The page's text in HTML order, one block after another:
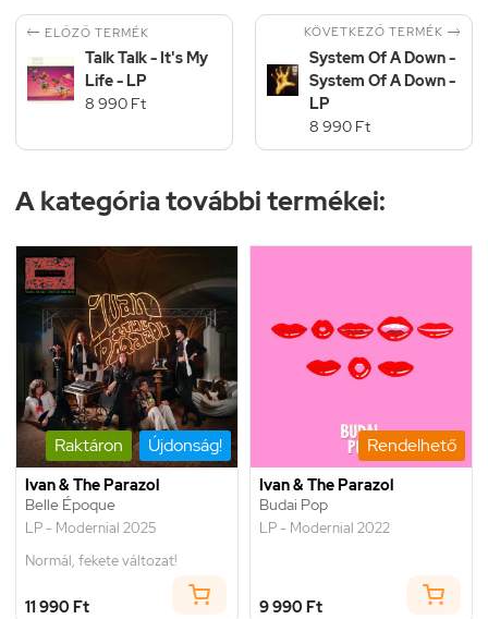
 ELŐZŐ TERMÉK
Talk Talk - It's My
Life - LP
8 990 Ft
KÖVETKEZŐ TERMÉK 
System Of A Down -
System Of A Down -
LP
8 990 Ft
A kategória további termékei:
Raktáron Újdonság!
Ivan & The Parazol
Belle Époque
LP - Modernial 2025
Normál, fekete változat!
11 990 Ft
Rendelhető
Ivan & The Parazol
Budai Pop
LP - Modernial 2022
9 990 Ft